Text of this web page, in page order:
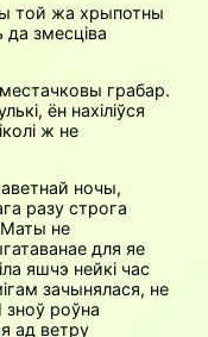
той жа хрыпотны
змесціва
грабар.
ён нахіліўся
ж не
ночы,
разу строга
Маты не
для яе
яшчэ нейкі час
зачынялася, не
зноў роўна
ад ветру